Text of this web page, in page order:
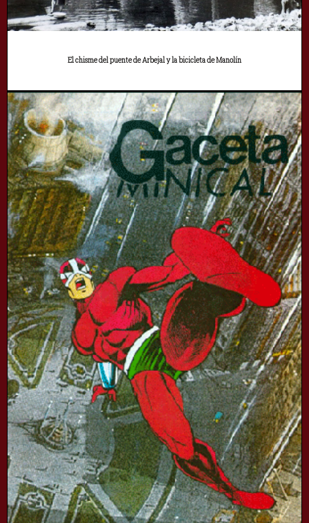
El chisme del puente de Arbejal y la bicicleta de Manolín